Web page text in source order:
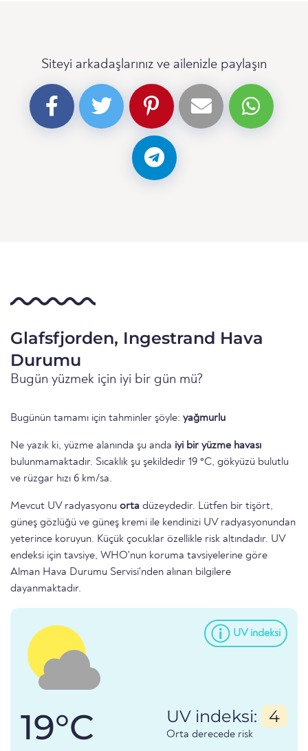
Siteyi arkadaşlarınız ve ailenizle paylaşın
Glafsfjorden, Ingestrand Hava
Durumu
Bugün yüzmek için iyi bir gün mü?
Bugünün tamamı için tahminler şöyle: yağmurlu
Ne yazık ki, yüzme alanında şu anda iyi bir yüzme havası
bulunmamaktadır. Sıcaklık şu şekildedir 19 °C, gökyüzü bulutlu
ve rüzgar hızı 6 km/sa.
Mevcut UV radyasyonu orta düzeydedir. Lütfen bir tişört,
güneş gözlüğü ve güneş kremi ile kendinizi UV radyasyonundan
yeterince koruyun. Küçük çocuklar özellikle risk altındadır. UV
endeksi için tavsiye, WHO'nun koruma tavsiyelerine göre
Alman Hava Durumu Servisi'nden alınan bilgilere
dayanmaktadır.
UV indeksi
19°C UV indeksi: 4
Orta derecede risk